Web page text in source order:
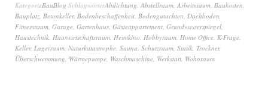
KategorieBauBlog SchlagwörterAbdichtung, Abstellraum, Arbeitsraum, Baukosten,
Bauplatz, Betonkeller, Bodenbeschaffenheit, Bodengutachten, Dachboden,
Fitnessraum, Garage, Gartenhaus, Gästeappartement, Grundwasserspiegel,
Haustechnik, Hauswirtschaftsraum, Heimkino, Hobbyraum, Home Office, K-Frage,
Keller, Lagerraum, Naturkatastrophe, Sauna, Schutzraum, Statik, Trockner,
Überschwemmung, Wärmepumpe, Waschmaschine, Werkstatt, Wohnraum